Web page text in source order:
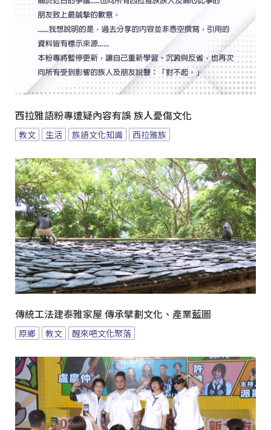
西拉雅語粉專遭疑內容有誤 族人憂傷文化
教文 生活 族語文化知識 西拉雅族
傳統工法建泰雅家屋 傳承擘劃文化、產業藍圖
原鄉 教文 醒來吧文化聚落